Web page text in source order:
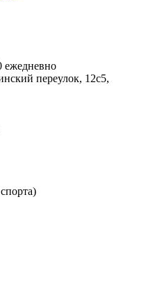
ежедневно
переулок, 12с5,